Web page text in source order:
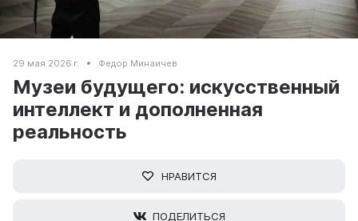
29 мая 2026 г. Федор Минаичев
Музеи будущего: искусственный
интеллект и дополненная
реальность
НРАВИТСЯ
ПОДЕЛИТЬСЯ